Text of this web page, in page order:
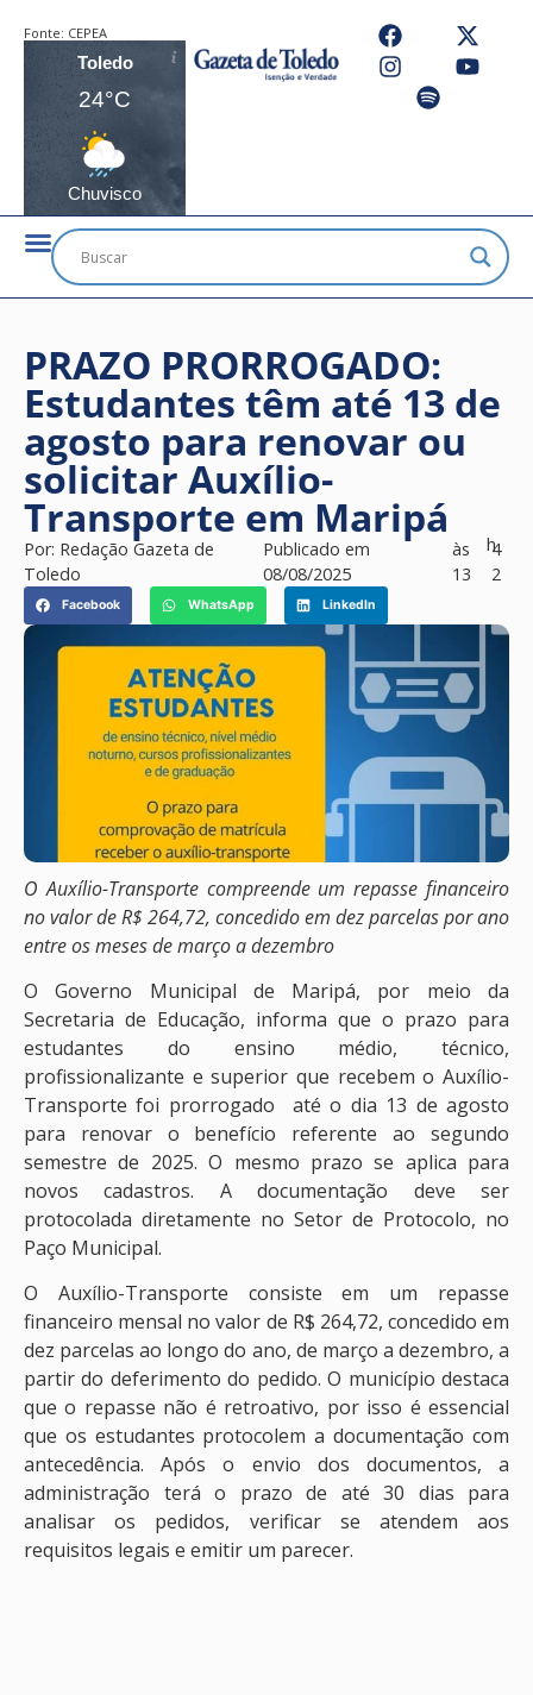
Fonte: CEPEA
Toledo
24°C
Chuvisco
PRAZO PRORROGADO:
Estudantes têm até 13 de
agosto para renovar ou
solicitar Auxílio-
Transporte em Maripá
Por: Redação Gazeta de
Toledo
Publicado em
08/08/2025
às
13
h4
2
Facebook WhatsApp LinkedIn
O Auxílio-Transporte compreende um repasse financeiro
no valor de R$ 264,72, concedido em dez parcelas por ano
entre os meses de março a dezembro
O Governo Municipal de Maripá, por meio da
Secretaria de Educação, informa que o prazo para
estudantes do ensino médio, técnico,
profissionalizante e superior que recebem o Auxílio-
Transporte foi prorrogado até o dia 13 de agosto
para renovar o benefício referente ao segundo
semestre de 2025. O mesmo prazo se aplica para
novos cadastros. A documentação deve ser
protocolada diretamente no Setor de Protocolo, no
Paço Municipal.
O Auxílio-Transporte consiste em um repasse
financeiro mensal no valor de R$ 264,72, concedido em
dez parcelas ao longo do ano, de março a dezembro, a
partir do deferimento do pedido. O município destaca
que o repasse não é retroativo, por isso é essencial
que os estudantes protocolem a documentação com
antecedência. Após o envio dos documentos, a
administração terá o prazo de até 30 dias para
analisar os pedidos, verificar se atendem aos
requisitos legais e emitir um parecer.